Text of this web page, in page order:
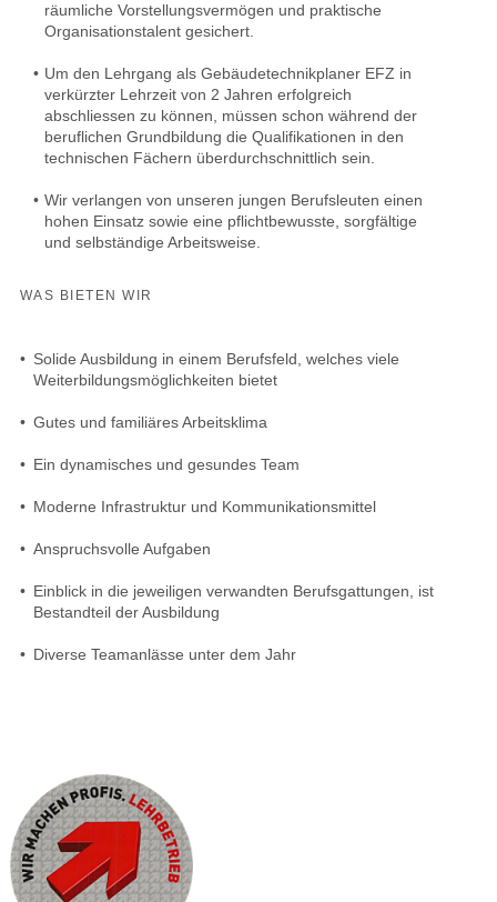
räumliche Vorstellungsvermögen und praktische
Organisationstalent gesichert.
• Um den Lehrgang als Gebäudetechnikplaner EFZ in
verkürzter Lehrzeit von 2 Jahren erfolgreich
abschliessen zu können, müssen schon während der
beruflichen Grundbildung die Qualifikationen in den
technischen Fächern überdurchschnittlich sein.
• Wir verlangen von unseren jungen Berufsleuten einen
hohen Einsatz sowie eine pflichtbewusste, sorgfältige
und selbständige Arbeitsweise.
WAS BIETEN WIR
• Solide Ausbildung in einem Berufsfeld, welches viele
Weiterbildungsmöglichkeiten bietet
• Gutes und familiäres Arbeitsklima
• Ein dynamisches und gesundes Team
• Moderne Infrastruktur und Kommunikationsmittel
• Anspruchsvolle Aufgaben
• Einblick in die jeweiligen verwandten Berufsgattungen, ist
Bestandteil der Ausbildung
• Diverse Teamanlässe unter dem Jahr